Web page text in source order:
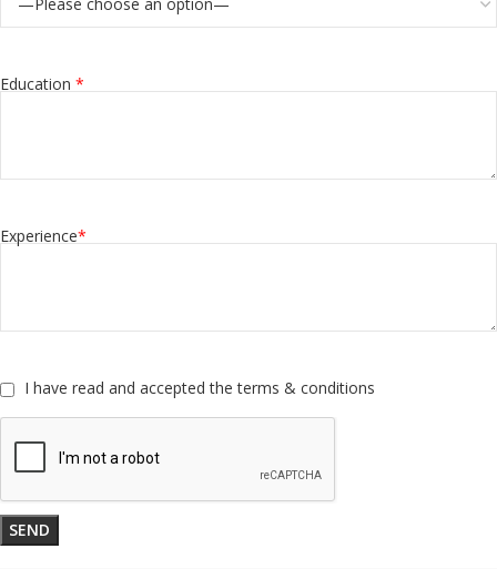
Education *
Experience*
I have read and accepted theterms & conditions